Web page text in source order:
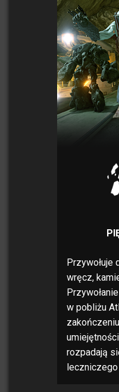
Przywołuje
wręcz,
w pobliżu
rozpadają
leczniczego